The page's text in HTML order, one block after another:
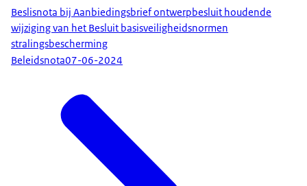
Beslisnota bij Aanbiedingsbrief ontwerpbesluit houdende
wijziging van het Besluit basisveiligheidsnormen
stralingsbescherming
Beleidsnota07-06-2024